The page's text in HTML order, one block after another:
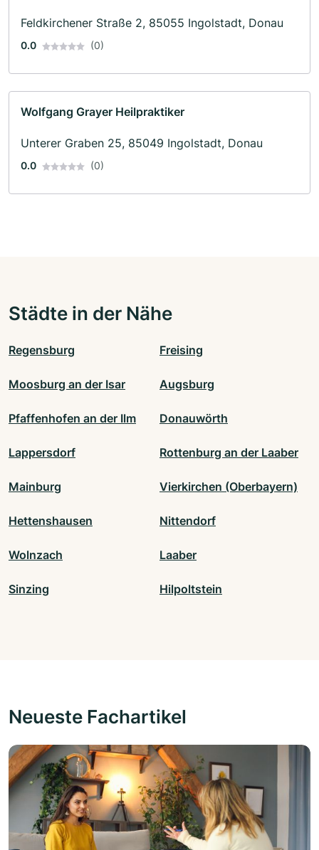
Feldkirchener Straße 2, 85055 Ingolstadt, Donau
0.0 (0)
Wolfgang Grayer Heilpraktiker
Unterer Graben 25, 85049 Ingolstadt, Donau
0.0 (0)
Städte in der Nähe
Regensburg Freising
Moosburg an der Isar Augsburg
Pfaffenhofen an der Ilm Donauwörth
Lappersdorf Rottenburg an der Laaber
Mainburg Vierkirchen (Oberbayern)
Hettenshausen Nittendorf
Wolnzach Laaber
Sinzing Hilpoltstein
Neueste Fachartikel